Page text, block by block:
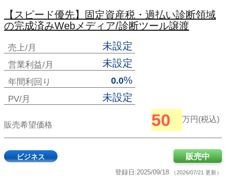
【スピード優先】固定資産税・過払い診断領域
の完成済みWebメディア/診断ツール譲渡
売上/月 未設定
営業利益/月 未設定
年間利回り 0.0%
PV/月 未設定
販売希望価格 50 万円(税込)
ビジネス
登録日:2025/09/18 （2026/07/21 更新）
販売中